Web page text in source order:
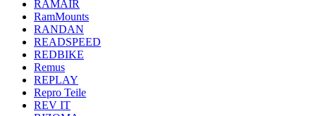
RAMAIR
RamMounts
RANDAN
READSPEED
REDBIKE
Remus
REPLAY
Repro Teile
REV IT